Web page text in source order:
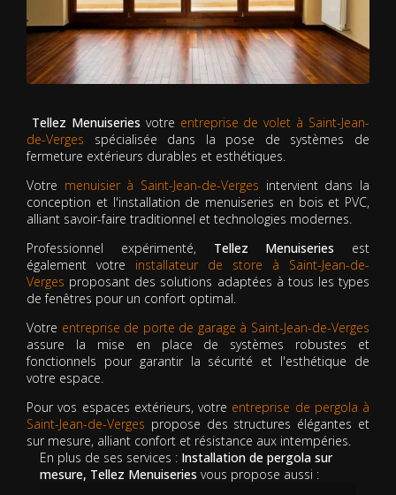
Tellez Menuiseries votre entreprise de volet à Saint-Jean-
de-Verges spécialisée dans la pose de systèmes de
fermeture extérieurs durables et esthétiques.
Votre menuisier à Saint-Jean-de-Verges intervient dans la
conception et l'installation de menuiseries en bois et PVC,
alliant savoir-faire traditionnel et technologies modernes.
Professionnel expérimenté, Tellez Menuiseries est
également votre installateur de store à Saint-Jean-de-
Verges proposant des solutions adaptées à tous les types
de fenêtres pour un confort optimal.
Votre entreprise de porte de garage à Saint-Jean-de-Verges
assure la mise en place de systèmes robustes et
fonctionnels pour garantir la sécurité et l'esthétique de
votre espace.
Pour vos espaces extérieurs, votre entreprise de pergola à
Saint-Jean-de-Verges propose des structures élégantes et
sur mesure, alliant confort et résistance aux intempéries.
En plus de ses services : Installation de pergola sur
mesure, Tellez Menuiseries vous propose aussi :